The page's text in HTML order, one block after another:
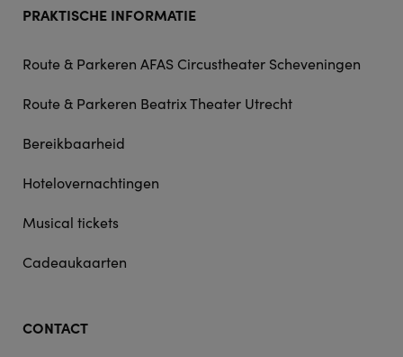
PRAKTISCHE INFORMATIE
Route & Parkeren AFAS Circustheater Scheveningen
Route & Parkeren Beatrix Theater Utrecht
Bereikbaarheid
Hotelovernachtingen
Musical tickets
Cadeaukaarten
CONTACT